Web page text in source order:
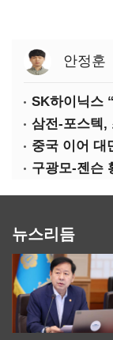
안정훈
중국 이어 대
뉴스리듬